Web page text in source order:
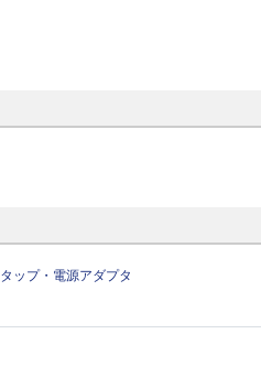
タップ・電源アダプタ